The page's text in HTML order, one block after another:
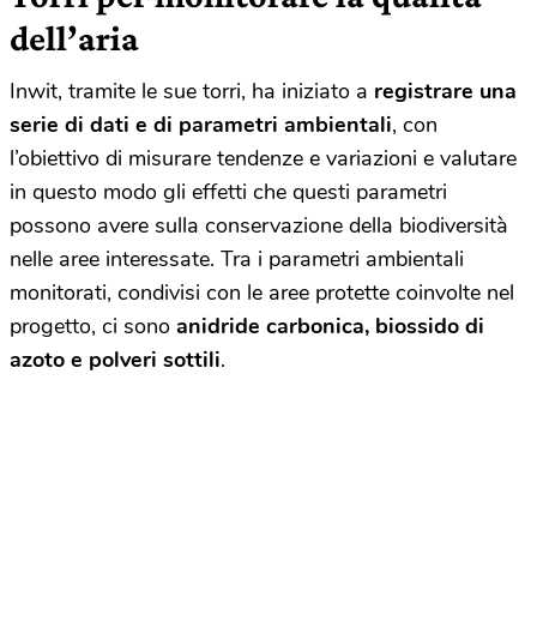
dell’aria
Inwit, tramite le sue torri, ha iniziato a registrare una
serie di dati e di parametri ambientali, con
l’obiettivo di misurare tendenze e variazioni e valutare
in questo modo gli effetti che questi parametri
possono avere sulla conservazione della biodiversità
nelle aree interessate. Tra i parametri ambientali
monitorati, condivisi con le aree protette coinvolte nel
progetto, ci sono anidride carbonica, biossido di
azoto e polveri sottili.